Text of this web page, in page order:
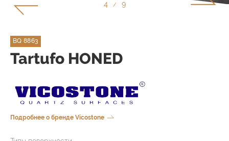
5 / 9
BQ 8863
Tartufo HONED
Подробнее о бренде Vicostone